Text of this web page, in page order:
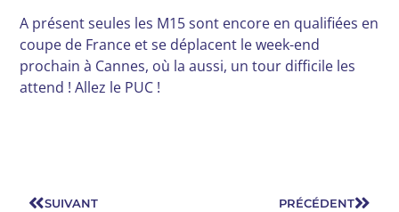
A présent seules les M15 sont encore en qualifiées en
coupe de France et se déplacent le week-end
prochain à Cannes, où la aussi, un tour difficile les
attend ! Allez le PUC !
SUIVANT PRÉCÉDENT